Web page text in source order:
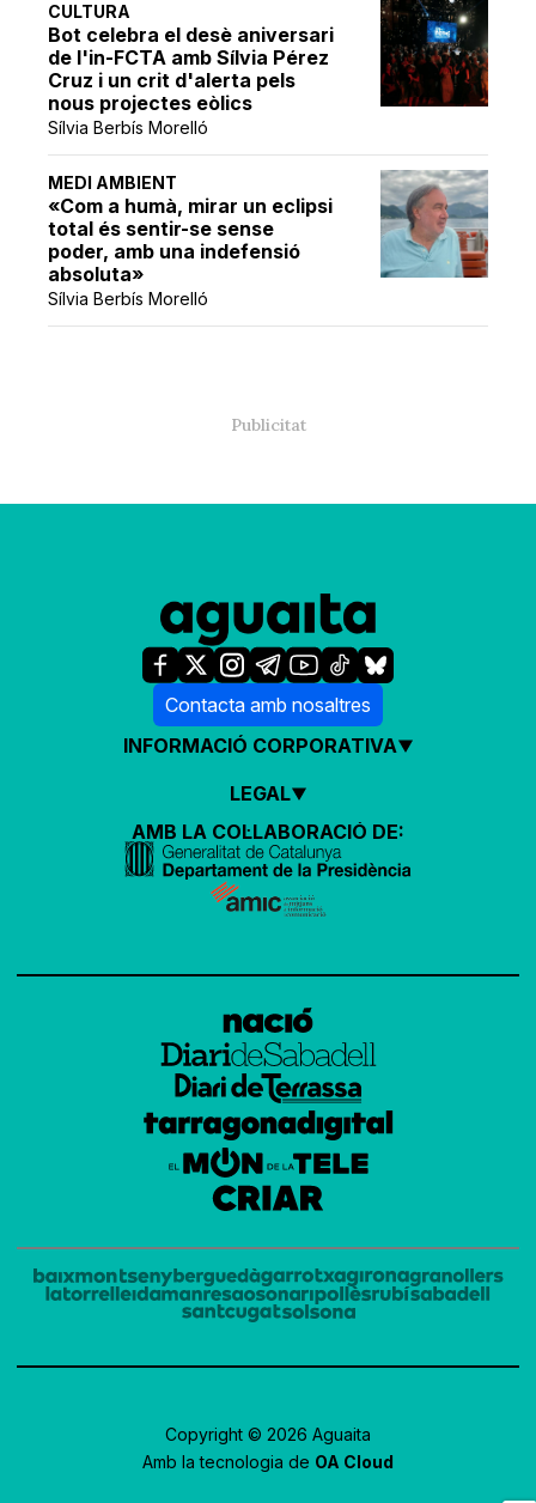
CULTURA
Bot celebra el desè aniversari
de l'in-FCTA amb Sílvia Pérez
Cruz i un crit d'alerta pels
nous projectes eòlics
Sílvia Berbís Morelló
MEDI AMBIENT
«Com a humà, mirar un eclipsi
total és sentir-se sense
poder, amb una indefensió
absoluta»
Sílvia Berbís Morelló
Contacta amb nosaltres
INFORMACIÓ CORPORATIVA
LEGAL
AMB LA COL·LABORACIÓ DE:
Copyright © 2026 Aguaita
Amb la tecnologia de OA Cloud